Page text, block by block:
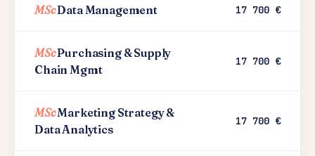
MScData Management 17 700 €
MScPurchasing & Supply
Chain Mgmt
17 700 €
MScMarketing Strategy &
Data Analytics
17 700 €